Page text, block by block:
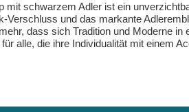
schwarzem Adler ist ein
und das markante
dass sich Tradition und Moderne
alle, die ihre Individualität mit einem